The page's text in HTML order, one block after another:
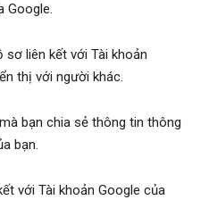
Google.
sơ liên kết với Tài khoản
thị với người khác.
bạn chia sẻ thông tin thông
bạn.
với Tài khoản Google của